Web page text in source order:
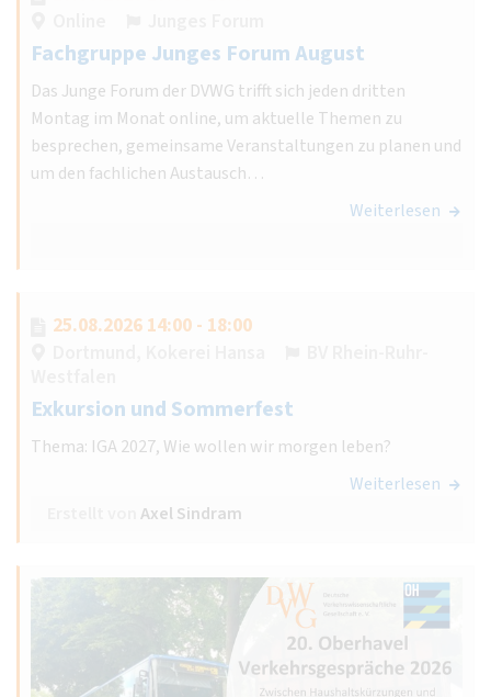
Fachgruppe Junges Forum August
Das Junge Forum der DVWG trifft sich jeden dritten
Montag im Monat online, um aktuelle Themen zu
besprechen, gemeinsame Veranstaltungen zu planen und
um den fachlichen Austausch…
Weiterlesen
25.08.2026 14:00 - 18:00
Exkursion und Sommerfest
Thema: IGA 2027, Wie wollen wir morgen leben?
Weiterlesen
Axel Sindram